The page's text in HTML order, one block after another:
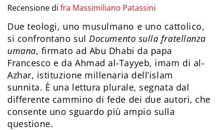
Recensione di fra Massimiliano Patassini
Due teologi, uno musulmano e uno cattolico,
si confrontano sul Documento sulla fratellanza
umana, firmato ad Abu Dhabi da papa
Francesco e da Ahmad al-Tayyeb, imam di al-
Azhar, istituzione millenaria dell’islam
sunnita. È una lettura plurale, segnata dal
differente cammino di fede dei due autori, che
consente uno sguardo più ampio sulla
questione.